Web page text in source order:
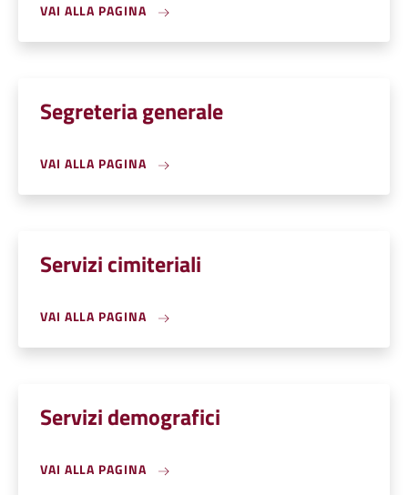
VAI ALLA PAGINA
Segreteria generale
VAI ALLA PAGINA
Servizi cimiteriali
VAI ALLA PAGINA
Servizi demografici
VAI ALLA PAGINA